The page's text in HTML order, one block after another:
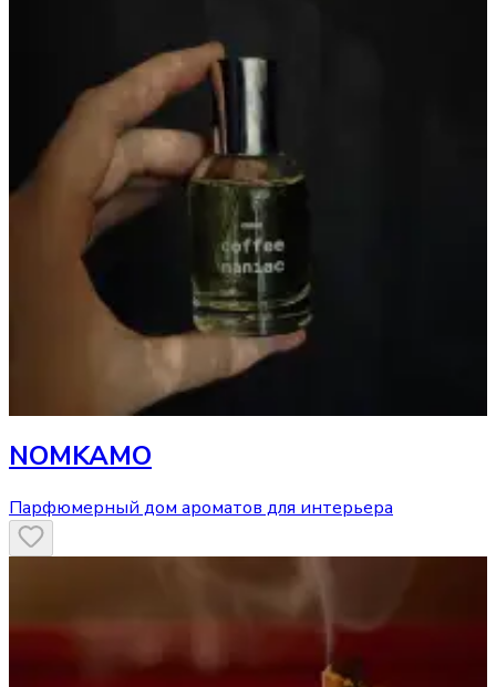
NOMKAMO
Парфюмерный дом ароматов для интерьера